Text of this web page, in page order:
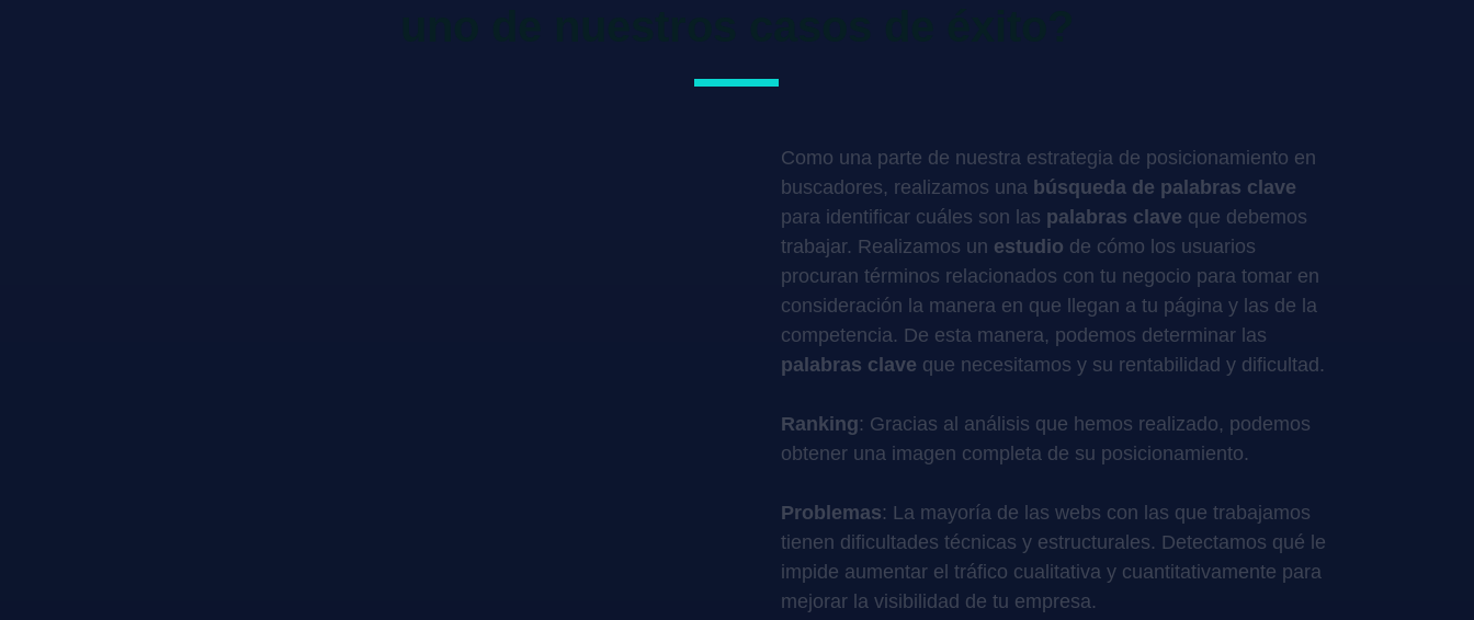
Como una parte de nuestra estrategia de posicionamiento en
buscadores, realizamos una búsqueda de palabras clave
para identificar cuáles son las palabras clave que debemos
trabajar. Realizamos un estudio de cómo los usuarios
procuran términos relacionados con tu negocio para tomar en
consideración la manera en que llegan a tu página y las de la
competencia. De esta manera, podemos determinar las
palabras clave que necesitamos y su rentabilidad y dificultad.
Ranking: Gracias al análisis que hemos realizado, podemos
obtener una imagen completa de su posicionamiento.
Problemas: La mayoría de las webs con las que trabajamos
tienen dificultades técnicas y estructurales. Detectamos qué le
impide aumentar el tráfico cualitativa y cuantitativamente para
mejorar la visibilidad de tu empresa.